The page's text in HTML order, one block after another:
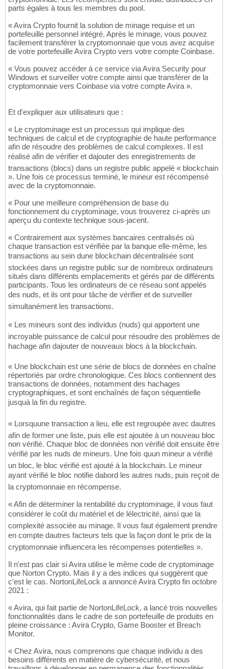
parts égales à tous les membres du pool.
« Avira Crypto fournit la solution de minage requise et un
portefeuille personnel intégré. Après le minage, vous pouvez
facilement transférer la cryptomonnaie que vous avez acquise
de votre portefeuille Avira Crypto vers votre compte Coinbase.
« Vous pouvez accéder à ce service via Avira Security pour
Windows et surveiller votre compte ainsi que transférer de la
cryptomonnaie vers Coinbase via votre compte Avira ».
Et d'expliquer aux utilisateurs que :
« Le cryptominage est un processus qui implique des
techniques de calcul et de cryptographie de haute performance
afin de résoudre des problèmes de calcul complexes. Il est
réalisé afin de vérifier et dajouter des enregistrements de
transactions (blocs) dans un registre public appelé « blockchain
». Une fois ce processus terminé, le mineur est récompensé
avec de la cryptomonnaie.
« Pour une meilleure compréhension de base du
fonctionnement du cryptominage, vous trouverez ci-après un
aperçu du contexte technique sous-jacent.
« Contrairement aux systèmes bancaires centralisés où
chaque transaction est vérifiée par la banque elle-même, les
transactions au sein dune blockchain décentralisée sont
stockées dans un registre public sur de nombreux ordinateurs
situés dans différents emplacements et gérés par de différents
participants. Tous les ordinateurs de ce réseau sont appelés
des nuds, et ils ont pour tâche de vérifier et de surveiller
simultanément les transactions.
« Les mineurs sont des individus (nuds) qui apportent une
incroyable puissance de calcul pour résoudre des problèmes de
hachage afin dajouter de nouveaux blocs à la blockchain.
« Une blockchain est une série de blocs de données en chaîne
répertoriés par ordre chronologique. Ces blocs contiennent des
transactions de données, notamment des hachages
cryptographiques, et sont enchaînés de façon séquentielle
jusquà la fin du registre.
« Lorsquune transaction a lieu, elle est regroupée avec dautres
afin de former une liste, puis elle est ajoutée à un nouveau bloc
non vérifié. Chaque bloc de données non vérifié doit ensuite être
vérifié par les nuds de mineurs. Une fois quun mineur a vérifié
un bloc, le bloc vérifié est ajouté à la blockchain. Le mineur
ayant vérifié le bloc notifie dabord les autres nuds, puis reçoit de
la cryptomonnaie en récompense.
« Afin de déterminer la rentabilité du cryptominage, il vous faut
considérer le coût du matériel et de lélectricité, ainsi que la
complexité associée au minage. Il vous faut également prendre
en compte dautres facteurs tels que la façon dont le prix de la
cryptomonnaie influencera les récompenses potentielles ».
Il n'est pas clair si Avira utilise le même code de cryptominage
que Norton Crypto. Mais il y a des indices qui suggèrent que
c'est le cas. NortonLifeLock a annoncé Avira Crypto fin octobre
2021 :
« Avira, qui fait partie de NortonLifeLock, a lancé trois nouvelles
fonctionnalités dans le cadre de son portefeuille de produits en
pleine croissance : Avira Crypto, Game Booster et Breach
Monitor.
« Chez Avira, nous comprenons que chaque individu a des
besoins différents en matière de cybersécurité, et nous